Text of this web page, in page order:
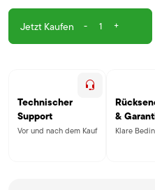
Jetzt Kaufen - +
Technischer
Support
Vor und nach dem Kauf
&
Klare